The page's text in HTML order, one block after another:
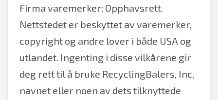
Firma varemerker; Opphavsrett.
Nettstedet er beskyttet av varemerker,
copyright og andre lover i både USA og
utlandet. Ingenting i disse vilkårene gir
deg rett til å bruke RecyclingBalers, Inc,
navnet eller noen av dets tilknyttede